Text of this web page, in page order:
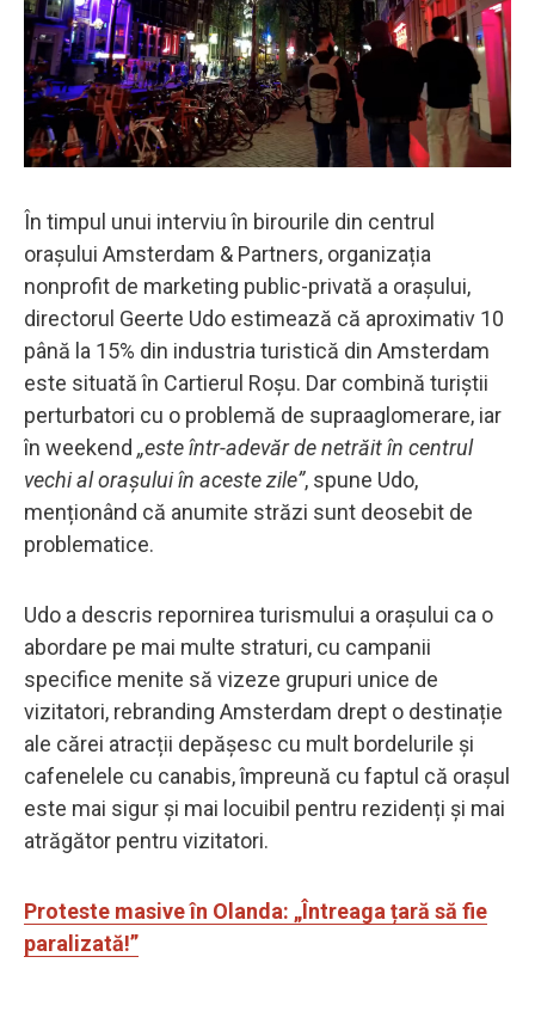
În timpul unui interviu în birourile din centrul
orașului Amsterdam & Partners, organizația
nonprofit de marketing public-privată a orașului,
directorul Geerte Udo estimează că aproximativ 10
până la 15% din industria turistică din Amsterdam
este situată în Cartierul Roșu. Dar combină turiștii
perturbatori cu o problemă de supraaglomerare, iar
în weekend „este într-adevăr de netrăit în centrul
vechi al orașului în aceste zile”, spune Udo,
menționând că anumite străzi sunt deosebit de
problematice.
Udo a descris repornirea turismului a orașului ca o
abordare pe mai multe straturi, cu campanii
specifice menite să vizeze grupuri unice de
vizitatori, rebranding Amsterdam drept o destinație
ale cărei atracții depășesc cu mult bordelurile și
cafenelele cu canabis, împreună cu faptul că orașul
este mai sigur și mai locuibil pentru rezidenți și mai
atrăgător pentru vizitatori.
Proteste masive în Olanda: „Întreaga țară să fie
paralizată!”